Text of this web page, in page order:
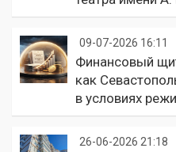
09-07-2026 16:11
Финансовый
как
в условиях
26-06-2026 21:18